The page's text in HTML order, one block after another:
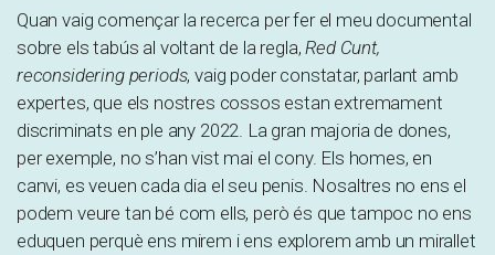
Quan vaig començar la recerca per fer el meu documental
sobre els tabús al voltant de la regla,Red Cunt,
reconsidering periods, vaig poder constatar, parlant amb
expertes, que els nostres cossos estan extremament
discriminats en ple any 2022. La gran majoria de dones,
per exemple, no s’han vist mai el cony. Els homes, en
canvi, es veuen cada dia el seu penis. Nosaltres no ens el
podem veure tan bé com ells, però és que tampoc no ens
eduquen perquè ens mirem i ens explorem amb un mirallet